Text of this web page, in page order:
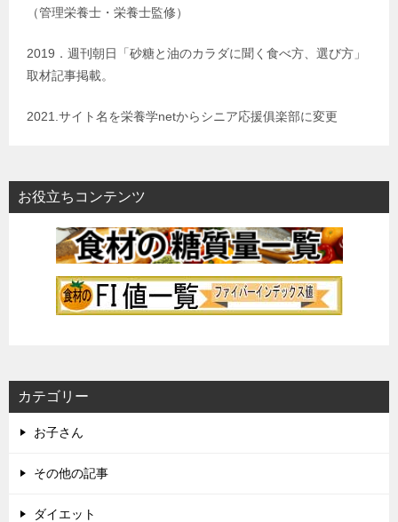
（管理栄養士・栄養士監修）
2019．週刊朝日「砂糖と油のカラダに聞く食べ方、選び方」
取材記事掲載。
2021.サイト名を栄養学netからシニア応援俱楽部に変更
お役立ちコンテンツ
カテゴリー
お子さん
その他の記事
ダイエット